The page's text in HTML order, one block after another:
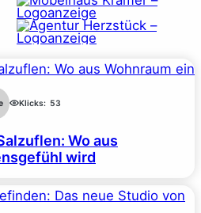
Klicks: 53
Wo aus
wird